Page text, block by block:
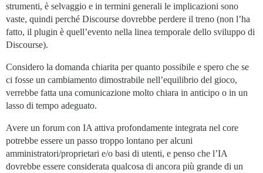
strumenti, è selvaggio e in termini generali le implicazioni sono
vaste, quindi perché Discourse dovrebbe perdere il treno (non l’ha
fatto, il plugin è quell’evento nella linea temporale dello sviluppo di
Discourse).
Considero la domanda chiarita per quanto possibile e spero che se
ci fosse un cambiamento dimostrabile nell’equilibrio del gioco,
verrebbe fatta una comunicazione molto chiara in anticipo o in un
lasso di tempo adeguato.
Avere un forum con IA attiva profondamente integrata nel core
potrebbe essere un passo troppo lontano per alcuni
amministratori/proprietari e/o basi di utenti, e penso che l’IA
dovrebbe essere considerata qualcosa di ancora più grande di un